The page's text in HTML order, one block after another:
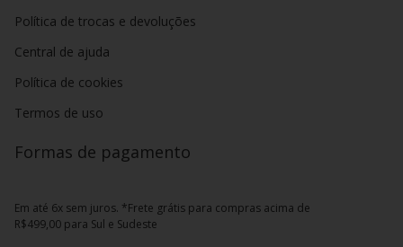
Política de trocas e devoluções
Central de ajuda
Política de cookies
Termos de uso
Formas de pagamento
Em até 6x sem juros. *Frete grátis para compras acima de
R$499,00 para Sul e Sudeste